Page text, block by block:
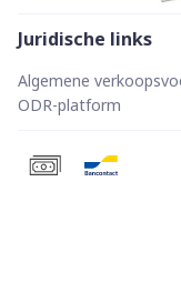
Juridische links
Algemene
ODR-platform